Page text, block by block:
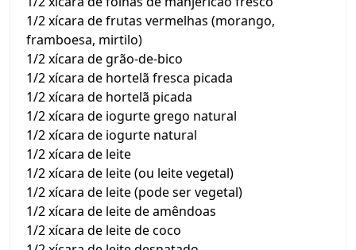
1/2 xícara de frutas vermelhas (morango,
framboesa, mirtilo)
1/2 xícara de grão-de-bico
1/2 xícara de hortelã fresca picada
1/2 xícara de hortelã picada
1/2 xícara de iogurte grego natural
1/2 xícara de iogurte natural
1/2 xícara de leite
1/2 xícara de leite (ou leite vegetal)
1/2 xícara de leite (pode ser vegetal)
1/2 xícara de leite de amêndoas
1/2 xícara de leite de coco